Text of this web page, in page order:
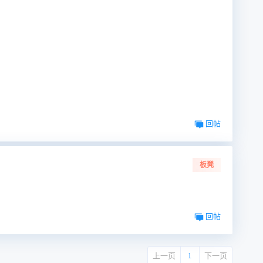
回帖
板凳
回帖
上一页 1 下一页